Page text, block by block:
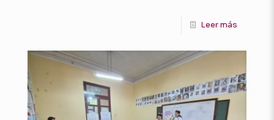
Leer más